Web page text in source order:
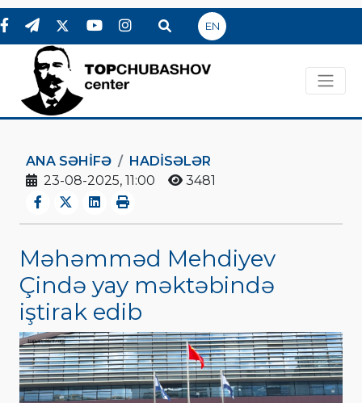
EN
ANA SƏHIFƏ
HADİSƏLƏR
23-08-2025, 11:00
3481
Məhəmməd Mehdiyev
Çində yay məktəbində
iştirak edib